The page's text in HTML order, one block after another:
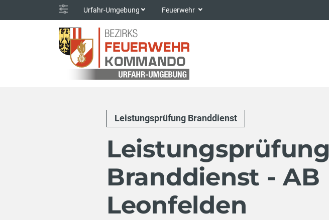
Urfahr-Umgebung Feuerwehr
Leistungsprüfung Branddienst
Leistungsprüfung
Branddienst - AB
Leonfelden